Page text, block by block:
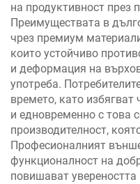
на продуктивност през
Преимуществата в
чрез премиум
които устойчиво
и деформация на
употреба.
времето, като избягват
и едновременно с това
производителност,
Професионалният
функционалност на
повишават увереността